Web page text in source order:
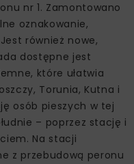
nr 1. Zamontowano
oznakowanie,
również nowe,
dostępne jest
które ułatwia
Torunia, Kutna i
osób pieszych w tej
– poprzez stację i
Na stacji
z przebudową peronu